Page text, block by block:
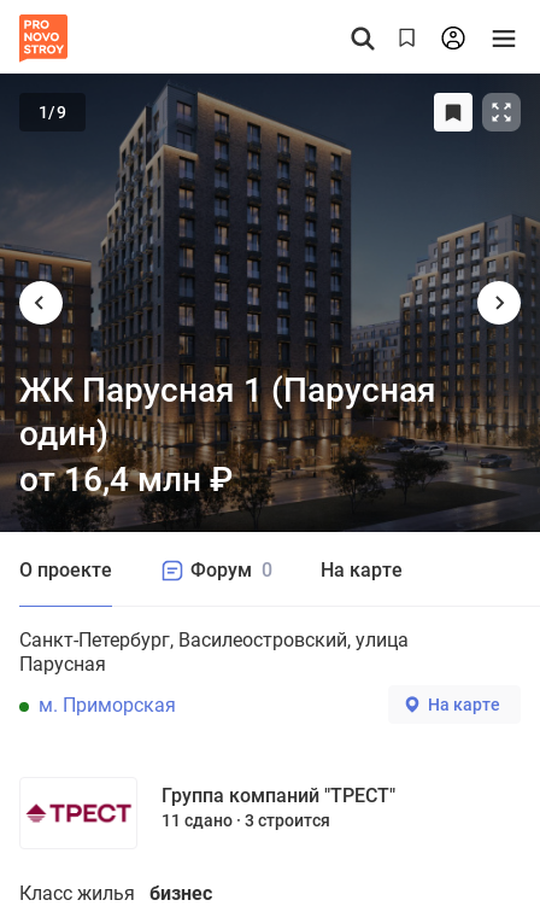
О проекте Форум 0 На карте
Санкт-Петербург Василеостровский улица
Парусная
м. Приморская
На карте
Группа компаний "ТРЕСТ"
11 сдано 3 строится
Класс жилья бизнес
1/9
ЖК Парусная 1 (Парусная
один)
от 16,4 млн₽